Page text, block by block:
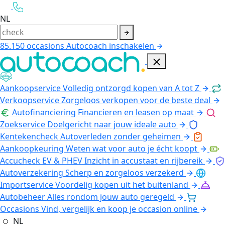
NL
85.150occasions Autocoach inschakelen
AankoopserviceVolledig ontzorgd kopen van A tot Z
VerkoopserviceZorgeloos verkopen voor de beste deal
Autofinanciering Financieren en leasen op maat
Zoekservice Doelgericht naar jouw ideale auto
KentekencheckAutoverleden zonder geheimen
Aankoopkeuring Weten wat voor auto je écht koopt
Accucheck EV & PHEVInzicht in accustaat en rijbereik
Autoverzekering Scherp en zorgeloos verzekerd
ImportserviceVoordelig kopen uit het buitenland
AutobeheerAlles rondom jouw auto geregeld
Occasions Vind, vergelijk en koop je occasion online
NL